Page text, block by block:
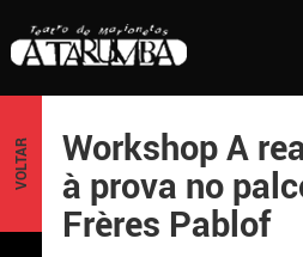
VOLTAR
Workshop A
à prova no
Frères Pablof